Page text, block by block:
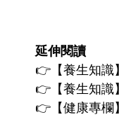
延伸閱讀
👉 【養生知識】
👉 【養生知識】
👉【健康專欄】